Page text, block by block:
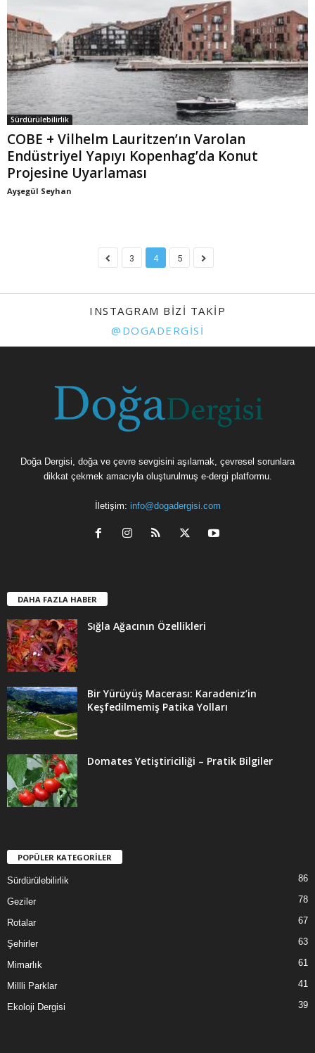
Sürdürülebilirlik
COBE + Vilhelm Lauritzen’ın Varolan
Endüstriyel Yapıyı Kopenhag’da Konut
Projesine Uyarlaması
Ayşegül Seyhan
3 4 5
INSTAGRAM BIZI TAKIP
@DOGADERGISI
Doğa Dergisi, doğa ve çevre sevgisini aşılamak, çevresel sorunlara
dikkat çekmek amacıyla oluşturulmuş e-dergi platformu.
İletişim: info@dogadergisi.com
DAHA FAZLA HABER
Sığla Ağacının Özellikleri
Bir Yürüyüş Macerası: Karadeniz’in
Keşfedilmemiş Patika Yolları
Domates Yetiştiriciliği – Pratik Bilgiler
POPÜLER KATEGORİLER
Sürdürülebilirlik 86
Geziler 78
Rotalar 67
Şehirler 63
Mimarlık 61
Millli Parklar 41
Ekoloji Dergisi 39